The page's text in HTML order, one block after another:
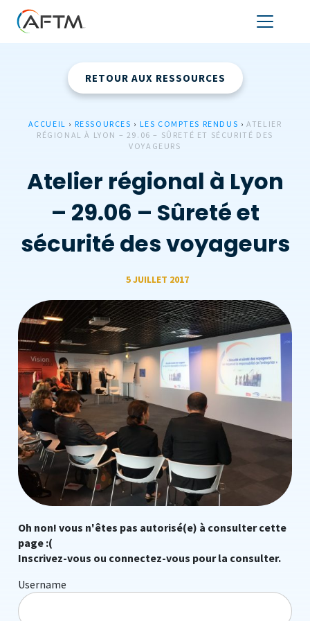
RETOUR AUX RESSOURCES
ACCUEIL › RESSOURCES › LES COMPTES RENDUS ›ATELIER
RÉGIONAL À LYON – 29.06 – SÛRETÉ ET SÉCURITÉ DES
VOYAGEURS
Atelier régional à Lyon
– 29.06 – Sûreté et
sécurité des voyageurs
5 JUILLET 2017
Oh non! vous n'êtes pas autorisé(e) à consulter cette
page :(
Inscrivez-vous ou connectez-vous pour la consulter.
Username